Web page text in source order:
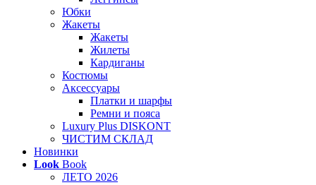
Юбки
Жакеты
Жакеты
Жилеты
Кардиганы
Костюмы
Аксессуары
Платки и шарфы
Ремни и пояса
Luxury Plus DISKONT
ЧИСТИМ СКЛАД
Новинки
Look Book
ЛЕТО 2026